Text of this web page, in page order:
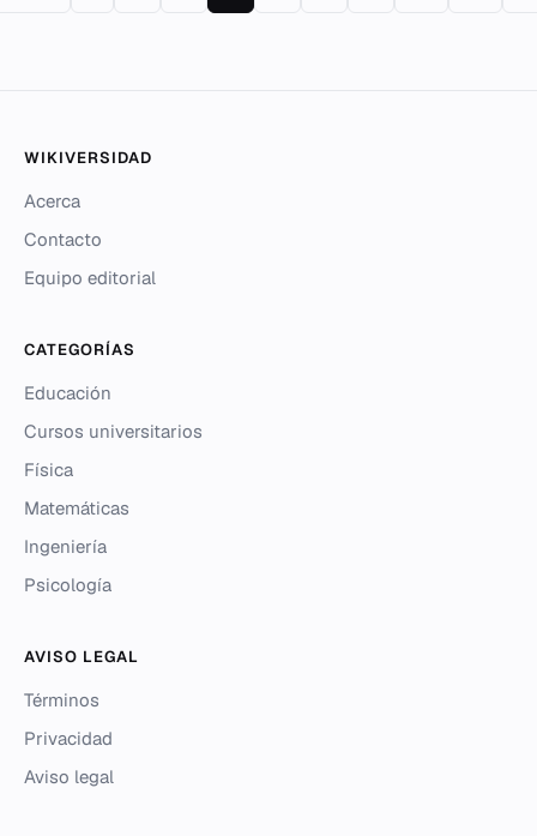
WIKIVERSIDAD
Acerca
Contacto
Equipo editorial
CATEGORÍAS
Educación
Cursos universitarios
Física
Matemáticas
Ingeniería
Psicología
AVISO LEGAL
Términos
Privacidad
Aviso legal